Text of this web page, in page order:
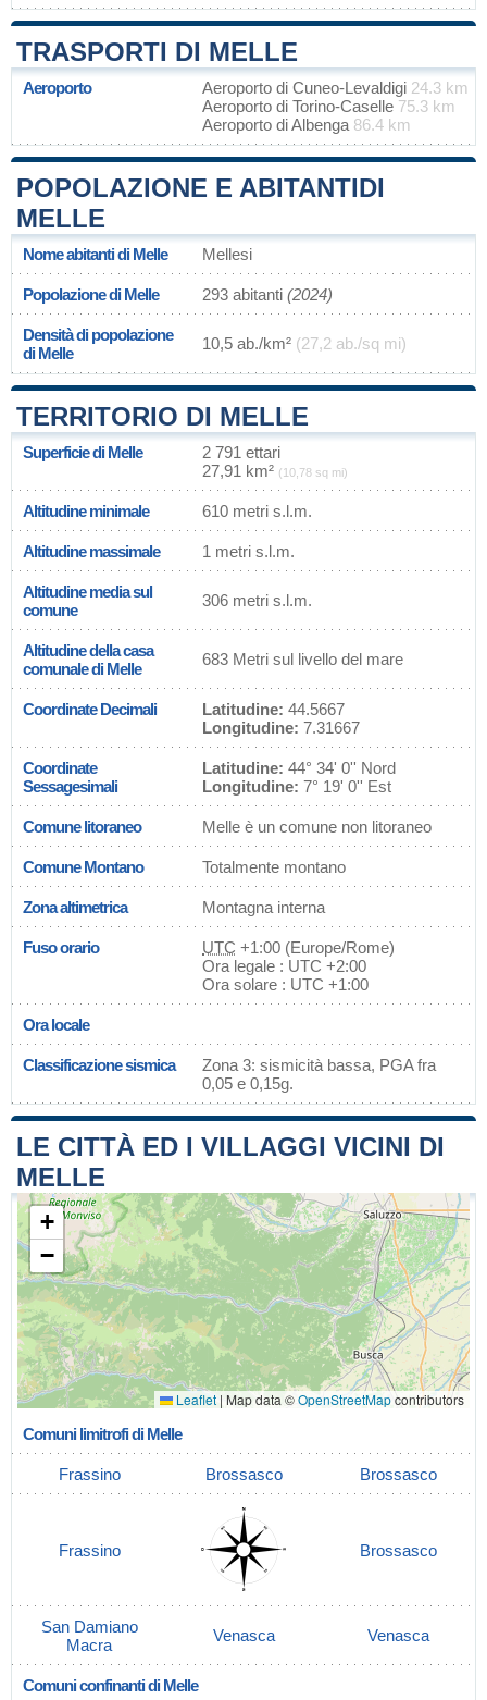
TRASPORTI DI MELLE
Aeroporto Aeroporto di Cuneo-Levaldigi 24.3 km
Aeroporto di Torino-Caselle 75.3 km
Aeroporto di Albenga 86.4 km
POPOLAZIONE E ABITANTIDI
MELLE
Nome abitanti di Melle Mellesi
Popolazione di Melle 293 abitanti (2024)
Densità di popolazione
di Melle
10,5 ab./km² (27,2 ab./sq mi)
TERRITORIO DI MELLE
Superficie di Melle
2 791 ettari
27,91 km² (10,78 sq mi)
Altitudine minimale 610 metri s.l.m.
Altitudine massimale 1 metri s.l.m.
Altitudine media sul
comune
306 metri s.l.m.
Altitudine della casa
comunale di Melle
683 Metri sul livello del mare
Coordinate Decimali Latitudine: 44.5667
Longitudine: 7.31667
Coordinate
Sessagesimali
Latitudine: 44° 34' 0'' Nord
Longitudine: 7° 19' 0'' Est
Comune litoraneo Melle è un comune non litoraneo
Comune Montano Totalmente montano
Zona altimetrica Montagna interna
Fuso orario UTC +1:00 (Europe/Rome)
Ora legale : UTC +2:00
Ora solare : UTC +1:00
Ora locale
Classificazione sismica
Zona 3: sismicità bassa, PGA fra
0,05 e 0,15g.
LE CITTÀ ED I VILLAGGI VICINI DI
MELLE
+
−
Leaflet | Map data ©OpenStreetMapcontributors
Comuni limitrofi di Melle
Frassino Brossasco Brossasco
Frassino Brossasco
San Damiano
Macra
Venasca Venasca
Comuni confinanti di Melle